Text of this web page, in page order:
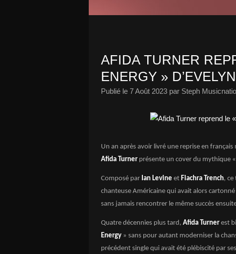
AFIDA TURNER
ENERGY »
Publié le 7 Août 2023 par Steph
Un an après avoir livré une reprise en français
Afida Turner présente un cover du mythique «
Composé par Ian Levine et Fiachra Trench,
chanteuse Américaine qui avait alors
sans jamais rencontrer le même succès
Quatre décennies plus tard, Afida Turner est
Energy » sans pour autant moderniser la
précédent single qui avait été plébiscité par